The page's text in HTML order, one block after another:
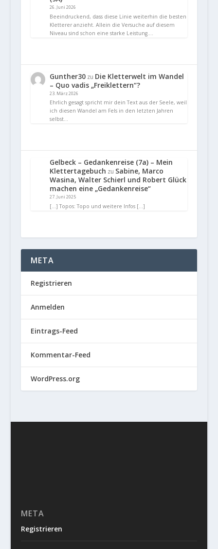
26. Juni 2026
Beeindruckend, dass diese Linie weiterhin die besten
Kletterer anzieht. Allein die Versuche auf diesem
Niveau sind schon eine starke Leistung.…
Gunther30zu Die Kletterwelt im Wandel
– Quo vadis „Freiklettern“?
23. März 2026
Ehrlich gesagt spricht mir dein Text aus der Seele, weil
ich diesen Wandel am Fels in den letzten Jahren
selbst…
Gelbeck – Gedankenreise (7a) – Mein
Klettertagebuch zu Sabine, Marco
Wasina, Walter Schierl und Robert Glück
machen eine „Gedankenreise“
27. Juni 2025
[…] Topos: Topo und weitere Infos […]
META
Registrieren
Anmelden
Eintrags-Feed
Kommentar-Feed
WordPress.org
META
Registrieren